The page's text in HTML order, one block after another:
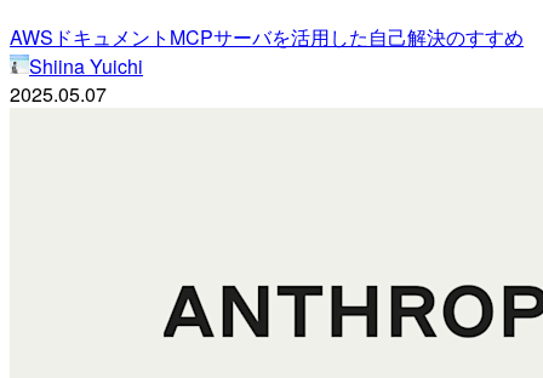
AWSドキュメントMCPサーバを活用した自己解決のすすめ
Shiina Yuichi
2025.05.07